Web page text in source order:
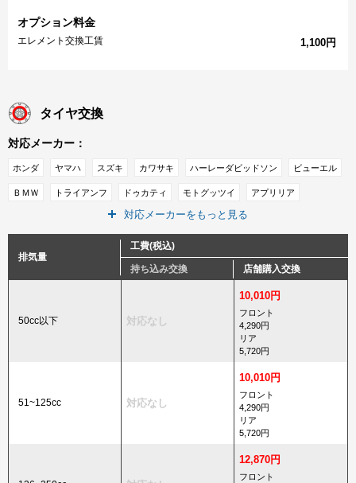
オプション料金
エレメント交換工賃 1,100円
タイヤ交換
対応メーカー：
ホンダ ヤマハ スズキ カワサキ ハーレーダビッドソン ビューエル
ＢＭＷ トライアンフ ドゥカティ モトグッツイ アプリリア
ＭＶアグスタ ベスパ ＫＴＭ キムコ
その他メーカー
対応メーカーをもっと見る
排気量
工費(税込)
持ち込み交換 店舗購入交換
50cc以下 対応なし
10,010円
フロント
4,290円
リア
5,720円
51~125cc 対応なし
10,010円
フロント
4,290円
リア
5,720円
12,870円
フロント